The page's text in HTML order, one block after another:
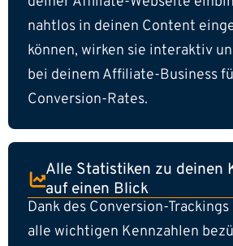
nahtlos in deinen Content
können, wirken sie interaktiv
bei deinem Affiliate-Business
Conversion-Rates.
Alle Statistiken zu deinen
auf einen Blick
Dank des Conversion-
alle wichtigen Kennzahlen